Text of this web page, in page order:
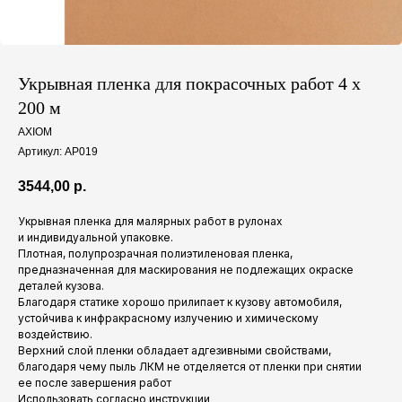
Укрывная пленка для покрасочных работ 4 x
200 м
AXIOM
Артикул: AP019
3544,00 р.
Укрывная пленка для малярных работ в рулонах
и индивидуальной упаковке.
Плотная, полупрозрачная полиэтиленовая пленка,
предназначенная для маскирования не подлежащих окраске
деталей кузова.
Благодаря статике хорошо прилипает к кузову автомобиля,
устойчива к инфракрасному излучению и химическому
воздействию.
Верхний слой пленки обладает адгезивными свойствами,
благодаря чему пыль ЛКМ не отделяется от пленки при снятии
ее после завершения работ
Использовать согласно инструкции